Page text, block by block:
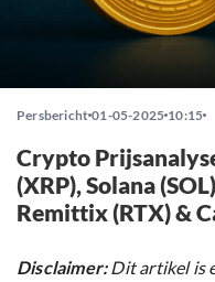
Persbericht 01-05-2025 10:15
Crypto
(XRP), Solana
Remittix (RTX) &
Disclaimer:Dit artikel is